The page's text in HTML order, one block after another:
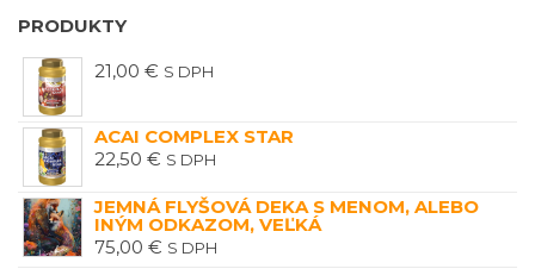
PRODUKTY
21,00 € S DPH
ACAI COMPLEX STAR
22,50 € S DPH
JEMNÁ FLYŠOVÁ DEKA S MENOM, ALEBO
INÝM ODKAZOM, VEĽKÁ
75,00 € S DPH